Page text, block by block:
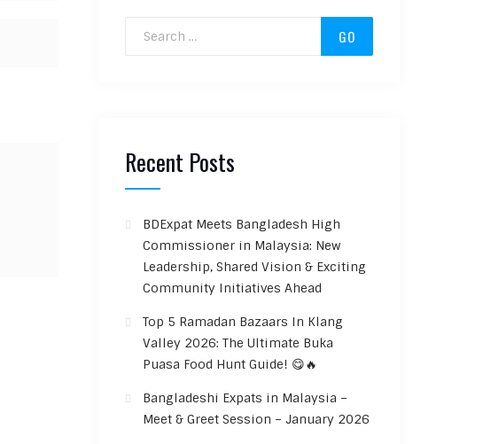
Recent Posts
BDExpat Meets Bangladesh High
Commissioner in Malaysia: New
Leadership, Shared Vision & Exciting
Community Initiatives Ahead
Top 5 Ramadan Bazaars In Klang
Valley 2026: The Ultimate Buka
Puasa Food Hunt Guide! 😋🔥
Bangladeshi Expats in Malaysia –
Meet & Greet Session – January 2026